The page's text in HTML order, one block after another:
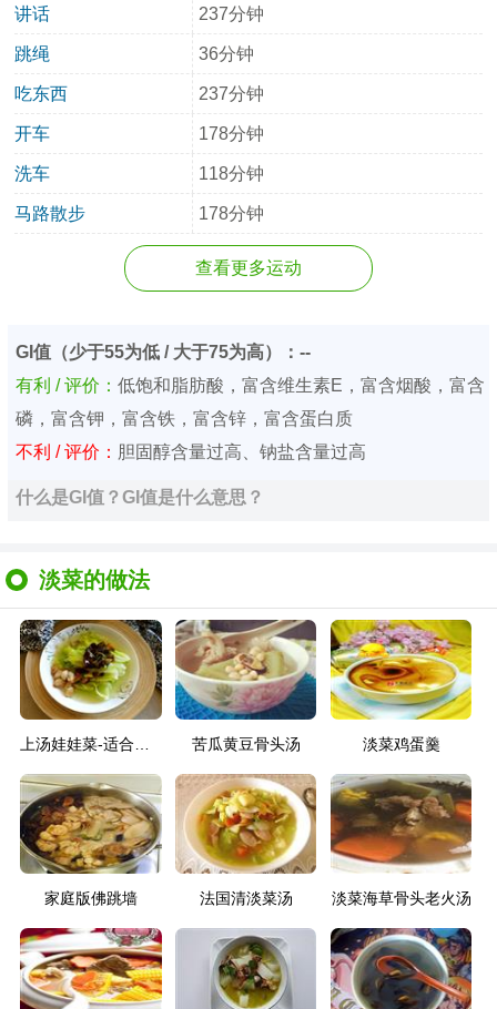
讲话 237分钟
跳绳 36分钟
吃东西 237分钟
开车 178分钟
洗车 118分钟
马路散步 178分钟
查看更多运动
GI值（少于55为低 / 大于75为高）：--
有利 / 评价： 低饱和脂肪酸，富含维生素E，富含烟酸，富含
磷，富含钾，富含铁，富含锌，富含蛋白质
不利 / 评价： 胆固醇含量过高、钠盐含量过高
什么是GI值？GI值是什么意思？
淡菜的做法
上汤娃娃菜-适合暑热季节的清淡菜 苦瓜黄豆骨头汤 淡菜鸡蛋羹
家庭版佛跳墙 法国清淡菜汤 淡菜海草骨头老火汤